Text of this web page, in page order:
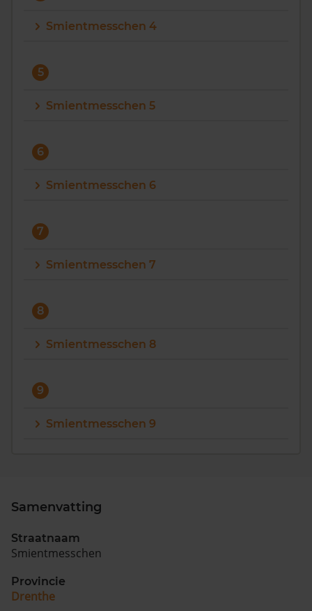
Smientmesschen 4
5
Smientmesschen 5
6
Smientmesschen 6
7
Smientmesschen 7
8
Smientmesschen 8
9
Smientmesschen 9
Samenvatting
Straatnaam
Smientmesschen
Provincie
Drenthe